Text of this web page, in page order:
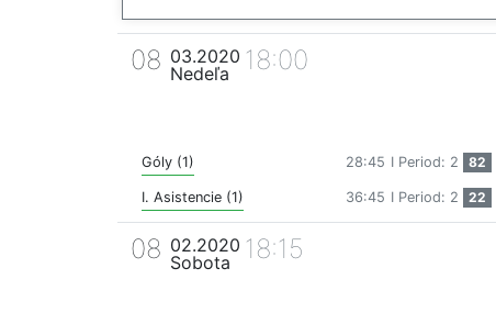
08 03.2020
Nedeľa
18:00
Góly (1) 28:45 I Period: 2 82
I. Asistencie (1) 36:45 I Period: 2 22
08 02.2020
Sobota
18:15